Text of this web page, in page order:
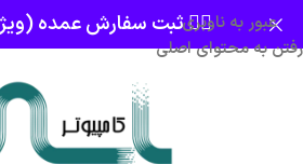
عبور به ناوبری
رفتن به محتوای اصلی
👈🏻 ثبت سفارش عمده